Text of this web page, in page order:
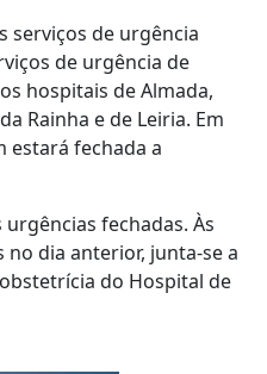
serviços de urgência
de urgência de
hospitais de Almada,
Rainha e de Leiria. Em
estará fechada a
fechadas. Às
dia anterior, junta-se a
do Hospital de